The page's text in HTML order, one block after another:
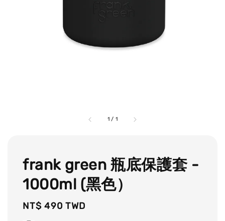
1 / 1
frank green 瓶底保護套 -
1000ml (黑色）
Regular
NT$ 490 TWD